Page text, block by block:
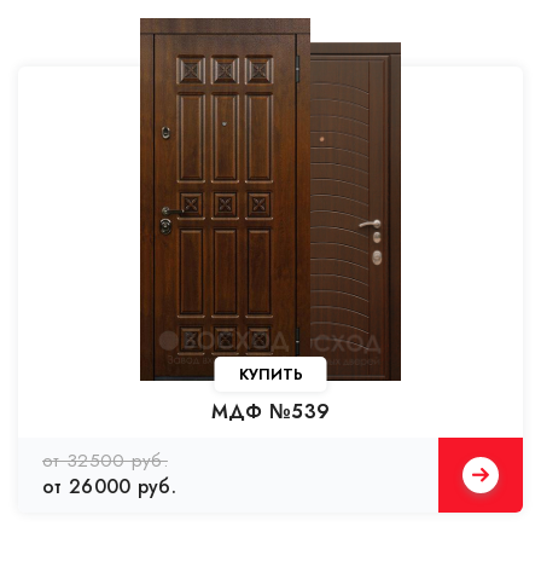
КУПИТЬ
МДФ №539
от 32500 руб.
от 26000 руб.